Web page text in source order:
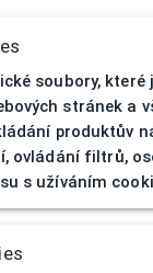
SUIT5688BN146
SPORT
soubory, které
stránek a
produktův
ovládání filtrů,
s užíváním